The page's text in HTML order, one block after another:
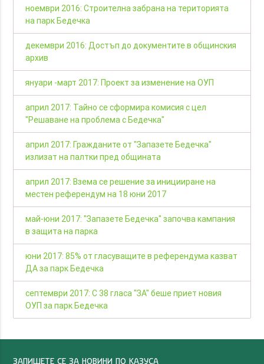
ноември 2016: Строителна забрана на територията
на парк Бедечка
декември 2016: Достъп до документите в общинския
архив
януари -март 2017: Проект за изменение на ОУП
април 2017: Тайно се сформира комисия с цел
"Решаване на проблема с Бедечка"
април 2017: Гражданите от "Запазете Бедечка"
излизат на палтки пред общината
април 2017: Взема се решение за иницииране на
местен референдум на 18 юни 2017
май-юни 2017: "Запазете Бедечка" започва кампания
в защита на парка
юни 2017: 85% от гласуващите в референдума казват
ДА за парк Бедечка
септември 2017: С 38 гласа "ЗА" беше приет новия
ОУП за парк Бедечка
ЗАПИШЕТЕ СЕ ЗА НОВИНИ ПО КАЗУСА